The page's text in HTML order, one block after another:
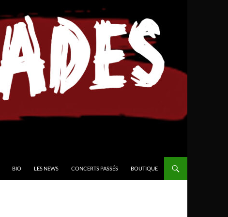
BIO LES NEWS CONCERTS PASSÉS BOUTIQUE